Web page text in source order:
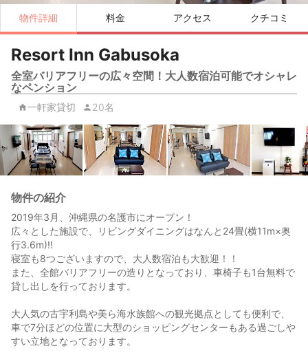
物件詳細 料金 アクセス クチコミ
Resort Inn Gabusoka
全室バリアフリーの広々空間！大人数宿泊可能でオシャレ
なペンション
一軒家貸切 20名
物件の紹介
2019年3月、沖縄県の名護市にオープン！
広々とした施設で、リビングダイニングはなんと24畳(横11m×奥
行3.6m)!!
寝室も8つございますので、大人数宿泊も大歓迎！！
また、全館バリアフリーの造りとなっており、車椅子も1台無料で
貸し出しを行っております。
大人気の古宇利島や美ら海水族館への観光拠点としても便利で、
車で7分ほどの位置に大型のショッピングセンターもある過ごしや
すい立地となっております。